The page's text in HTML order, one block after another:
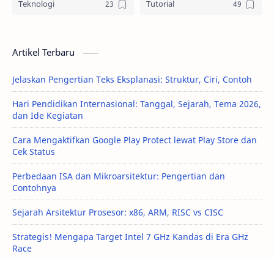
Teknologi Tutorial
Artikel Terbaru
Jelaskan Pengertian Teks Eksplanasi: Struktur, Ciri, Contoh
Hari Pendidikan Internasional: Tanggal, Sejarah, Tema 2026,
dan Ide Kegiatan
Cara Mengaktifkan Google Play Protect lewat Play Store dan
Cek Status
Perbedaan ISA dan Mikroarsitektur: Pengertian dan
Contohnya
Sejarah Arsitektur Prosesor: x86, ARM, RISC vs CISC
Strategis! Mengapa Target Intel 7 GHz Kandas di Era GHz
Race